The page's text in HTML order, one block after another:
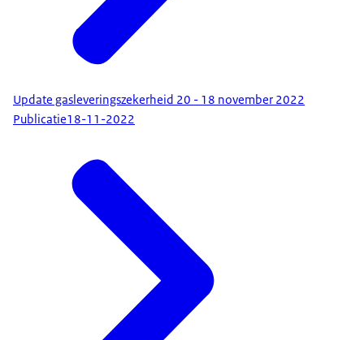
Update gasleveringszekerheid 20 - 18 november 2022
Publicatie18-11-2022